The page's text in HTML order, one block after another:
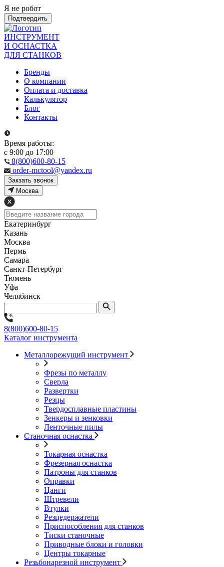
Я не робот
Подтвердить
ИНСТРУМЕНТ
И ОСНАСТКА
ДЛЯ СТАНКОВ
Бренды
О компании
Оплата и доставка
Калькулятор
Блог
Контакты
Время работы:
с 9:00 до 17:00
8(800)600-80-15
order-mctool@yandex.ru
Закзать звонок
Москва
Екатеринбург
Казань
Москва
Пермь
Самара
Санкт-Петербург
Тюмень
Уфа
Челябинск
8(800)600-80-15
Каталог инструмента
Металлорежущий инструмент
Фрезы по металлу
Сверла
Развертки
Резцы
Твердосплавные пластины
Зенкеры и зенковки
Ленточные пилы
Станочная оснастка
Токарная оснастка
Фрезерная оснастка
Патроны для станков
Оправки
Цанги
Штревели
Втулки
Резцедержатели
Приспособления для станков
Тиски станочные
Приводные блоки и головки
Центры токарные
Резьбонарезной инструмент